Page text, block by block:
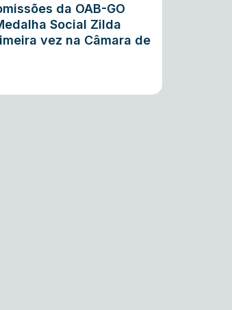
da OAB-GO
Social Zilda
vez na Câmara de